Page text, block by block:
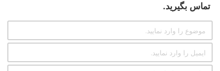
تماس بگیرید.